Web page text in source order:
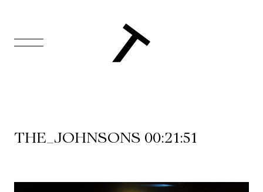
Appuyez-
Programmation
THE_JOHNSONS 00:21:51